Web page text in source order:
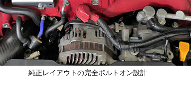
純正レイアウトの完全ボルトオン設計